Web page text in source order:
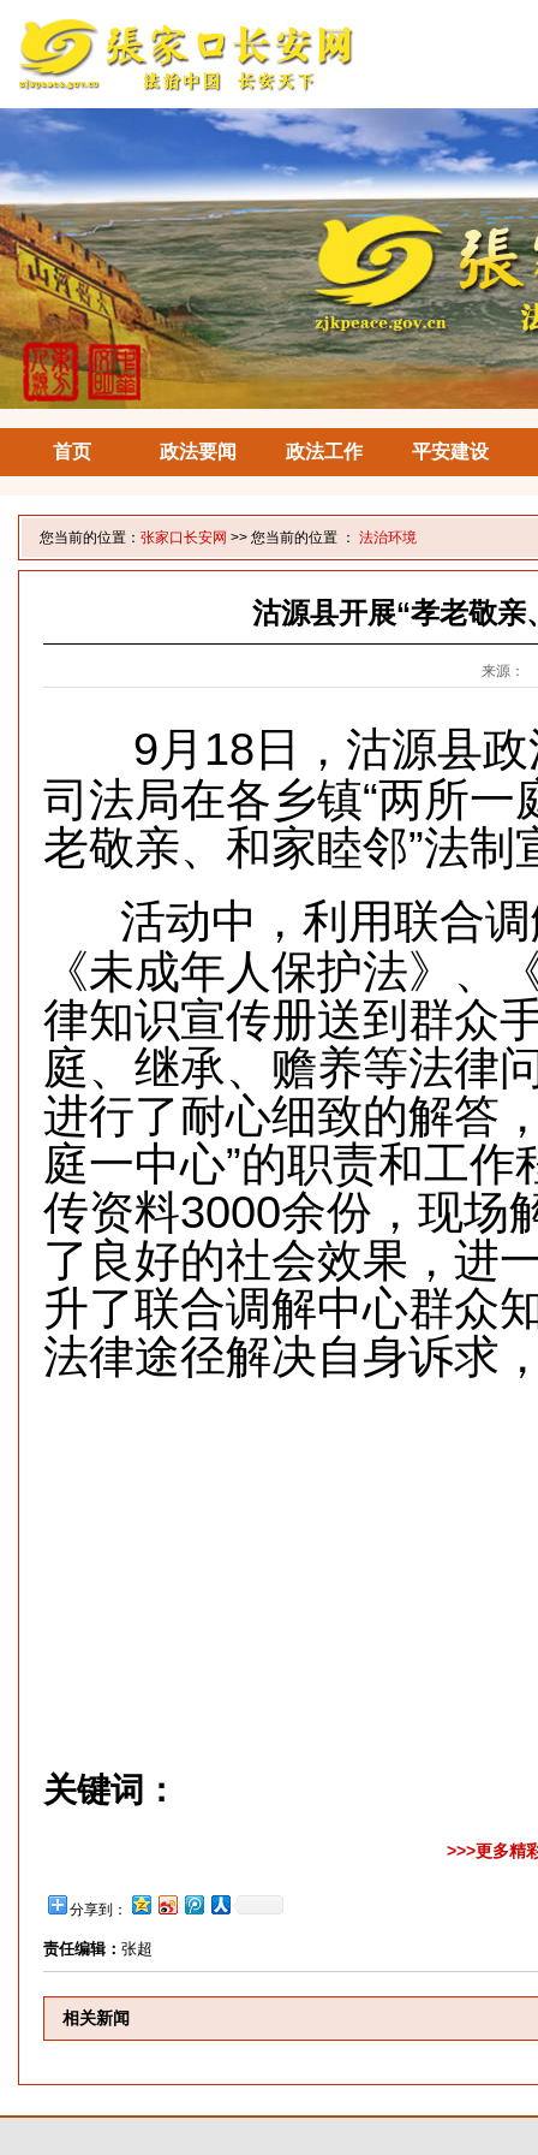
首页 政法要闻 政法工作 平安建设
您当前的位置： 张家口长安网 >> 您当前的位置 ： 法治环境
沽源县开展“孝老敬
来源：
9月18日，沽源县
司法局在各乡镇“两所一
老敬亲、和家睦邻”法制
活动中，利用联合
《未成年人保护法》、
律知识宣传册送到群众
庭、继承、赡养等法律
进行了耐心细致的解答
庭一中心”的职责和工
传资料3000余份，现场
了良好的社会效果，进
升了联合调解中心群众
法律途径解决自身诉求
关键词：
>>>更多精
分享到：
责任编辑： 张超
相关新闻